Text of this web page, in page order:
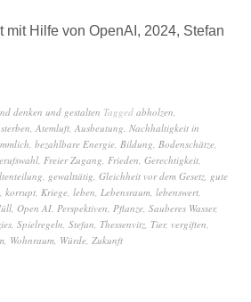
Hilfe von OpenAI, 2024, Stefan
denken und gestalten Tagged abholzen,
, Atemluft, Ausbeutung. Nachhaltigkeit in
, bezahlbare Energie, Bildung, Bodenschätze,
, Freier Zugang, Frieden, Gerechtigkeit,
, gewalttätig, Gleichheit vor dem Gesetz, gute
, korrupt, Kriege, leben, Lebensraum, lebenswert,
, Open AI, Perspektiven, Pflanze, Sauberes Wasser,
, Spielregeln, Stefan, Thessenvitz, Tier, vergiften,
, Wohnraum, Würde, Zukunft